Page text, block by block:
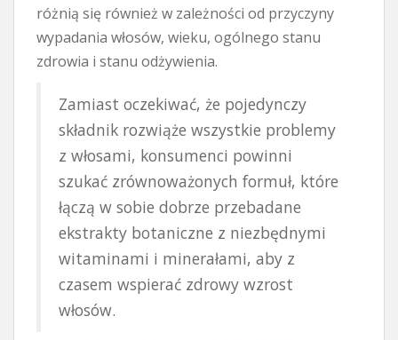
różnią się również w zależności od przyczyny
wypadania włosów, wieku, ogólnego stanu
zdrowia i stanu odżywienia.
Zamiast oczekiwać, że pojedynczy
składnik rozwiąże wszystkie problemy
z włosami, konsumenci powinni
szukać zrównoważonych formuł, które
łączą w sobie dobrze przebadane
ekstrakty botaniczne z niezbędnymi
witaminami i minerałami, aby z
czasem wspierać zdrowy wzrost
włosów.